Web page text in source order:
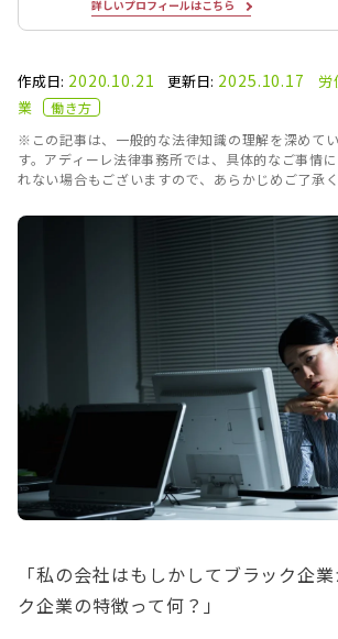
詳しいプロフィールはこちら
作成日: 2020.10.21 更新日: 2025.10.17 労
業
働き方
※この記事は、一般的な法律知識の理解を深めて
す。アディーレ法律事務所では、具体的なご事情
れない場合もございますので、あらかじめご了承く
「私の会社はもしかしてブラック企
ク企業の特徴って何？」